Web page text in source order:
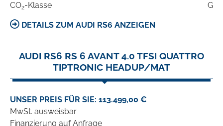
CO2-Klasse G
DETAILS ZUM AUDI RS6 ANZEIGEN
AUDI RS6 RS 6 AVANT 4.0 TFSI QUATTRO
TIPTRONIC HEADUP/MAT
UNSER PREIS FÜR SIE: 113.499,00 €
MwSt. ausweisbar
Finanzierung auf Anfrage